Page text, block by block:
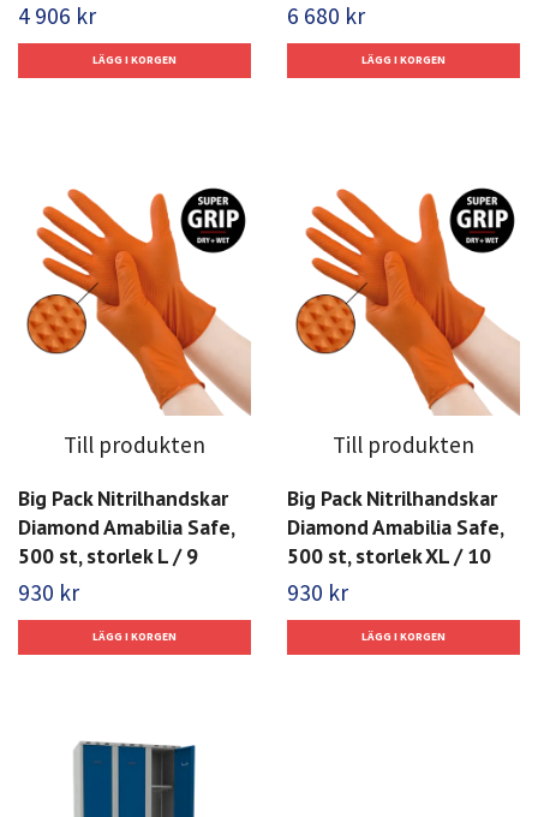
4 906 kr 6 680 kr
Till produkten
Big Pack Nitrilhandskar
Diamond Amabilia Safe,
500 st, storlek L / 9
930 kr
Till produkten
Big Pack Nitrilhandskar
Diamond Amabilia Safe,
500 st, storlek XL / 10
930 kr